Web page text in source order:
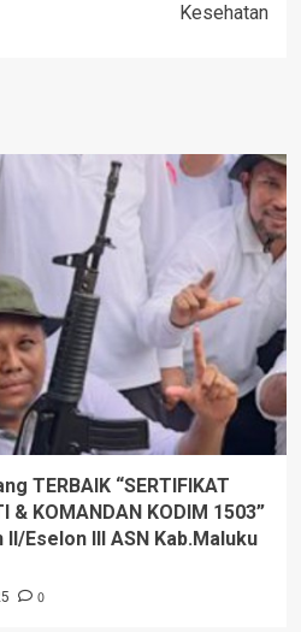
Kesehatan
TERBAIK “SERTIFIKAT
& KOMANDAN KODIM 1503”
Eselon III ASN Kab.Maluku
0